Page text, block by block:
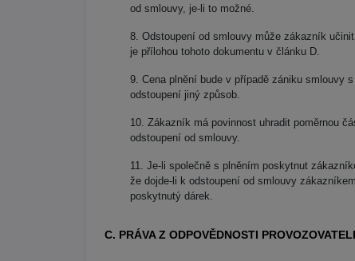
od smlouvy, je-li to možné.
Odstoupení od smlouvy může zákazník
je přílohou tohoto dokumentu v článku D.
Cena plnění bude v případě zániku smlouvy
odstoupení jiný způsob.
Zákazník má povinnost uhradit poměrnou
odstoupení od smlouvy.
Je-li společně s plněním poskytnut
že dojde-li k odstoupení od smlouvy
poskytnutý dárek.
C. PRÁVA Z ODPOVĚDNOSTI